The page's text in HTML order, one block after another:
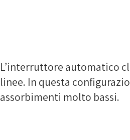
L’interruttore automatico
linee. In questa
assorbimenti molto bassi.